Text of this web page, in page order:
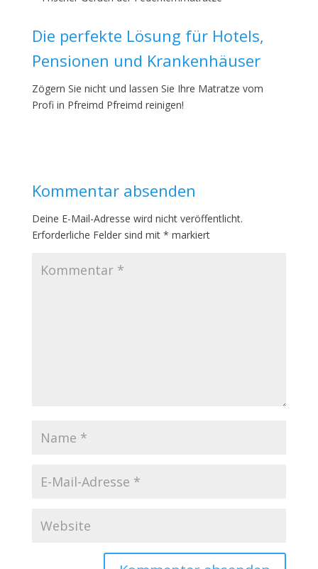
Die perfekte Lösung für Hotels,
Pensionen und Krankenhäuser
Zögern Sie nicht und lassen Sie Ihre Matratze vom
Profi in Pfreimd Pfreimd reinigen!
Kommentar absenden
Deine E-Mail-Adresse wird nicht veröffentlicht.
Erforderliche Felder sind mit * markiert